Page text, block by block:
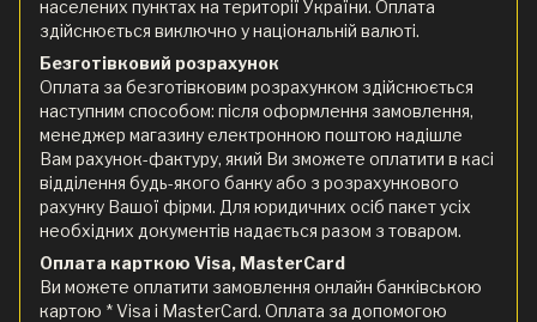
населених пунктах на території України. Оплата
здійснюється виключно у національній валюті.
Безготівковий розрахунок
Оплата за безготівковим розрахунком здійснюється
наступним способом: після оформлення замовлення,
менеджер магазину електронною поштою надішле
Вам рахунок-фактуру, який Ви зможете оплатити в касі
відділення будь-якого банку або з розрахункового
рахунку Вашої фірми. Для юридичних осіб пакет усіх
необхідних документів надається разом з товаром.
Оплата карткою Visa, MasterCard
Ви можете оплатити замовлення онлайн банківською
картою * Visa і MasterCard. Оплата за допомогою